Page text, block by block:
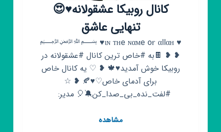
کانال روبیکا عشقولانه♥️😍
تنهایی عاشق
♥️ ιɴ тнe ɴαмe oғ αllαн♥️ ﷽
❥︎ ❥︎ 🍫به #خاص ترین کانال #عشقولانه در
روبیکا خوش آمدید♥️🍁 ❥︎ ♡ یه کانال خاص
برای آدمای خاص♡︎♥️🍂 ❥︎ ☆
#لفت_نده_بی_صدا_کن🔕🎈 مدیر: ‌ ‌ ‌
مشاهدهکانال